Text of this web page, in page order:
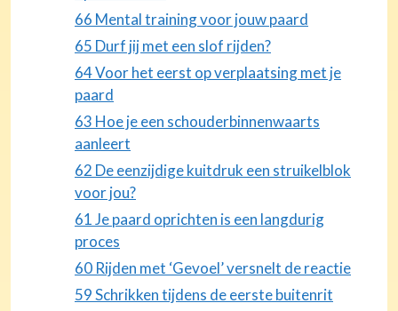
66 Mental training voor jouw paard
65 Durf jij met een slof rijden?
64 Voor het eerst op verplaatsing met je
paard
63 Hoe je een schouderbinnenwaarts
aanleert
62 De eenzijdige kuitdruk een struikelblok
voor jou?
61 Je paard oprichten is een langdurig
proces
60 Rijden met ‘Gevoel’ versnelt de reactie
59 Schrikken tijdens de eerste buitenrit